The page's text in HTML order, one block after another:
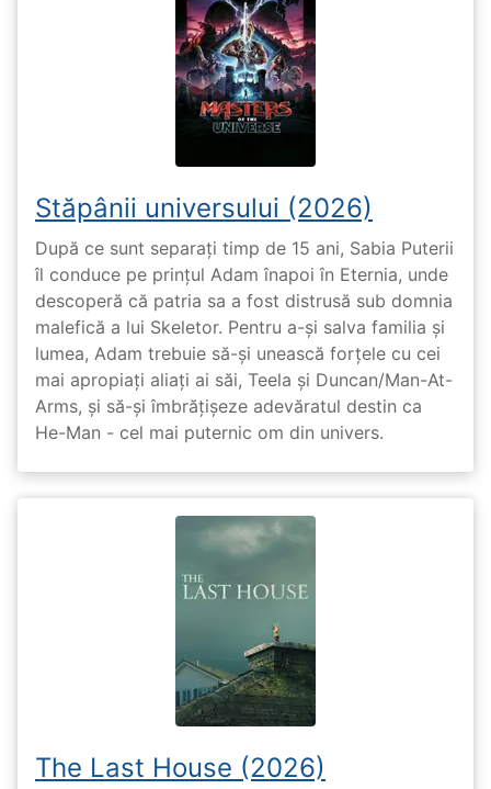
Stăpânii universului (2026)
După ce sunt separați timp de 15 ani, Sabia Puterii
îl conduce pe prințul Adam înapoi în Eternia, unde
descoperă că patria sa a fost distrusă sub domnia
malefică a lui Skeletor. Pentru a-și salva familia și
lumea, Adam trebuie să-și unească forțele cu cei
mai apropiați aliați ai săi, Teela și Duncan/Man-At-
Arms, și să-și îmbrățișeze adevăratul destin ca
He-Man - cel mai puternic om din univers.
The Last House (2026)